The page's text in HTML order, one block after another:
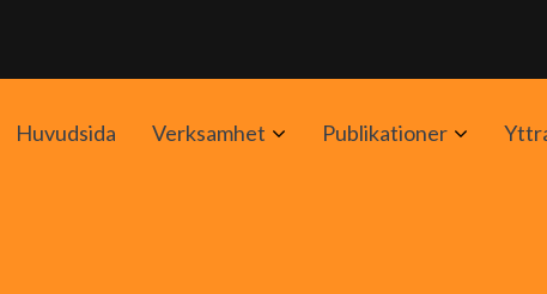
Huvudsida Verksamhet AvaaPublikationer Avaa